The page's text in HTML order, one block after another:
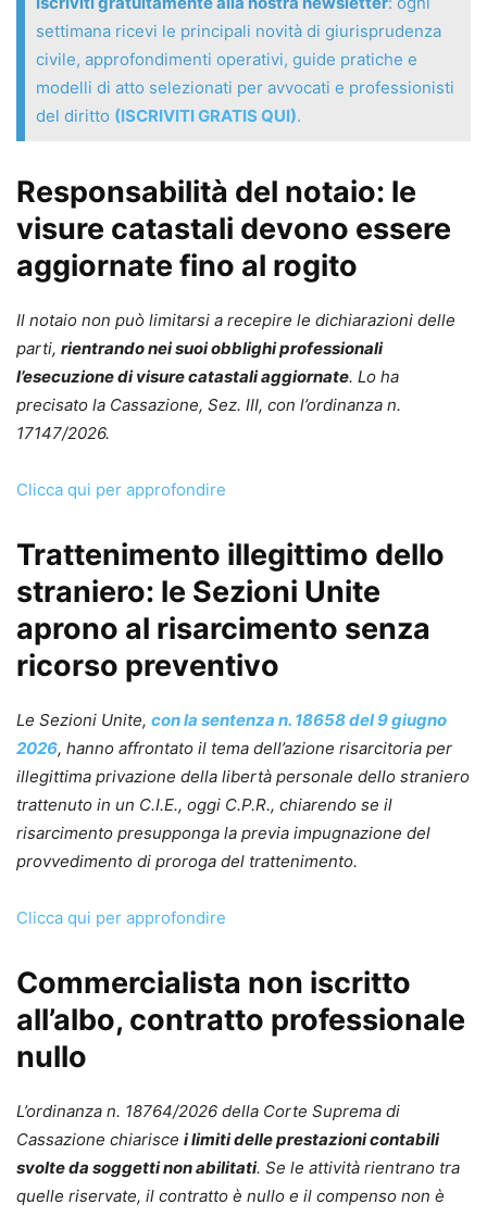
settimana ricevi le principali novità di giurisprudenza
civile, approfondimenti operativi, guide pratiche e
modelli di atto selezionati per avvocati e professionisti
del diritto (ISCRIVITI GRATIS QUI).
Responsabilità del notaio: le
visure catastali devono essere
aggiornate fino al rogito
Il notaio non può limitarsi a recepire le dichiarazioni delle
parti, rientrando nei suoi obblighi professionali
l’esecuzione di visure catastali aggiornate. Lo ha
precisato la Cassazione, Sez. III, con l’ordinanza n.
17147/2026.
Clicca qui per approfondire
Trattenimento illegittimo dello
straniero: le Sezioni Unite
aprono al risarcimento senza
ricorso preventivo
Le Sezioni Unite, con la sentenza n. 18658 del 9 giugno
2026, hanno affrontato il tema dell’azione risarcitoria per
illegittima privazione della libertà personale dello straniero
trattenuto in un C.I.E., oggi C.P.R., chiarendo se il
risarcimento presupponga la previa impugnazione del
provvedimento di proroga del trattenimento.
Clicca qui per approfondire
Commercialista non iscritto
all’albo, contratto professionale
nullo
L’ordinanza n. 18764/2026 della Corte Suprema di
Cassazione chiarisce i limiti delle prestazioni contabili
svolte da soggetti non abilitati. Se le attività rientrano tra
quelle riservate, il contratto è nullo e il compenso non è